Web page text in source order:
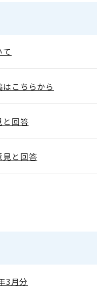
こちらから
と回答
と回答
3月分